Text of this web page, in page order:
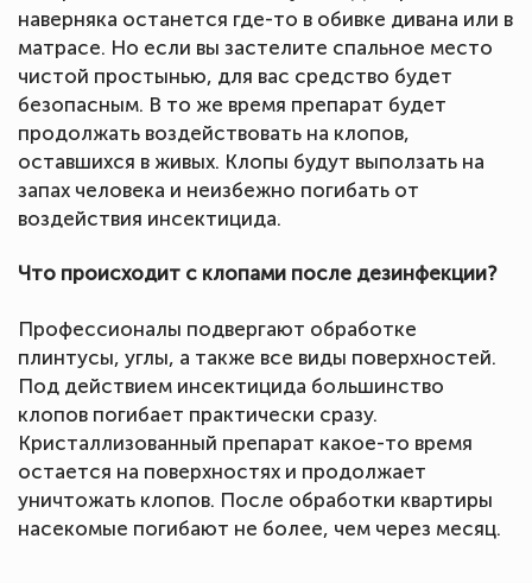
наверняка останется где-то в обивке дивана или в
матрасе. Но если вы застелите спальное место
чистой простынью, для вас средство будет
безопасным. В то же время препарат будет
продолжать воздействовать на клопов,
оставшихся в живых. Клопы будут выползать на
запах человека и неизбежно погибать от
воздействия инсектицида.
Что происходит с клопами после дезинфекции?
Профессионалы подвергают обработке
плинтусы, углы, а также все виды поверхностей.
Под действием инсектицида большинство
клопов погибает практически сразу.
Кристаллизованный препарат какое-то время
остается на поверхностях и продолжает
уничтожать клопов. После обработки квартиры
насекомые погибают не более, чем через месяц.